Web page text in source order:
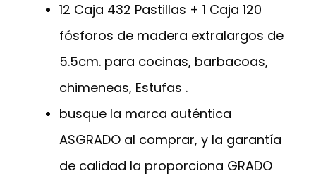
12 Caja 432 Pastillas + 1 Caja 120
fósforos de madera extralargos de
5.5cm. para cocinas, barbacoas,
chimeneas, Estufas .
busque la marca auténtica
ASGRADO al comprar, y la garantía
de calidad la proporciona GRADO